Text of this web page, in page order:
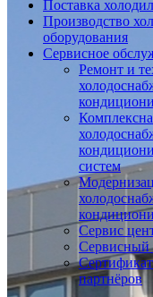
Поставка
Производство
оборудования
Сервисное
Ремонт и
систем
Сервис
Сервисный
партнёров